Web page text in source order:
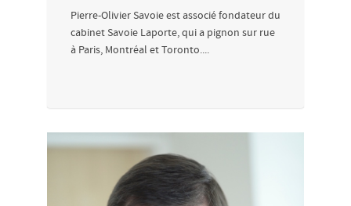
Pierre-Olivier Savoie est associé fondateur du
cabinet Savoie Laporte, qui a pignon sur rue
à Paris, Montréal et Toronto....